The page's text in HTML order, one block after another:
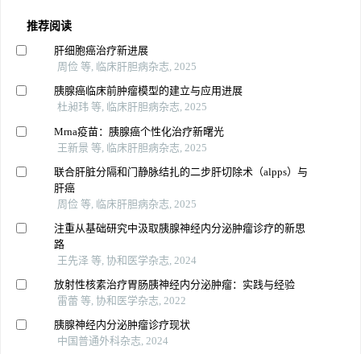
推荐阅读
肝细胞癌治疗新进展
周俭 等, 临床肝胆病杂志, 2025
胰腺癌临床前肿瘤模型的建立与应用进展
杜昶玮 等, 临床肝胆病杂志, 2025
Mrna疫苗：胰腺癌个性化治疗新曙光
王新景 等, 临床肝胆病杂志, 2025
联合肝脏分隔和门静脉结扎的二步肝切除术（alpps）与
肝癌
周俭 等, 临床肝胆病杂志, 2025
注重从基础研究中汲取胰腺神经内分泌肿瘤诊疗的新思
路
王先泽 等, 协和医学杂志, 2024
放射性核素治疗胃肠胰神经内分泌肿瘤：实践与经验
雷蕾 等, 协和医学杂志, 2022
胰腺神经内分泌肿瘤诊疗现状
中国普通外科杂志, 2024